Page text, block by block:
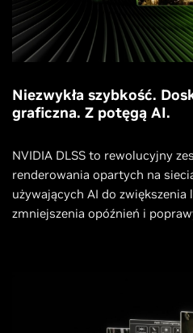
Niezwykła szybkość.
graficzna. Z potęgą AI.
NVIDIA DLSS to rewolucyjny
renderowania opartych na
używających AI do zwiększenia
zmniejszenia opóźnień i